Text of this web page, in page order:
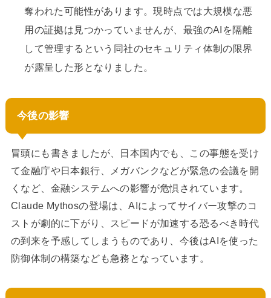
奪われた可能性があります。現時点では大規模な悪
用の証拠は見つかっていませんが、最強のAIを隔離
して管理するという同社のセキュリティ体制の限界
が露呈した形となりました。
今後の影響
冒頭にも書きましたが、日本国内でも、この事態を受け
て金融庁や日本銀行、メガバンクなどが緊急の会議を開
くなど、金融システムへの影響が危惧されています。
Claude Mythosの登場は、AIによってサイバー攻撃のコ
ストが劇的に下がり、スピードが加速する恐るべき時代
の到来を予感してしまうものであり、今後はAIを使った
防御体制の構築なども急務となっています。